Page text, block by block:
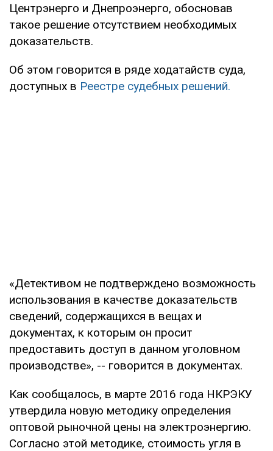
Центрэнерго и Днепроэнерго, обосновав
такое решение отсутствием необходимых
доказательств.
Об этом говорится в ряде ходатайств суда,
доступных в Реестре судебных решений.
«Детективом не подтверждено возможность
использования в качестве доказательств
сведений, содержащихся в вещах и
документах, к которым он просит
предоставить доступ в данном уголовном
производстве», -- говорится в документах.
Как сообщалось, в марте 2016 года НКРЭКУ
утвердила новую методику определения
оптовой рыночной цены на электроэнергию.
Согласно этой методике, стоимость угля в